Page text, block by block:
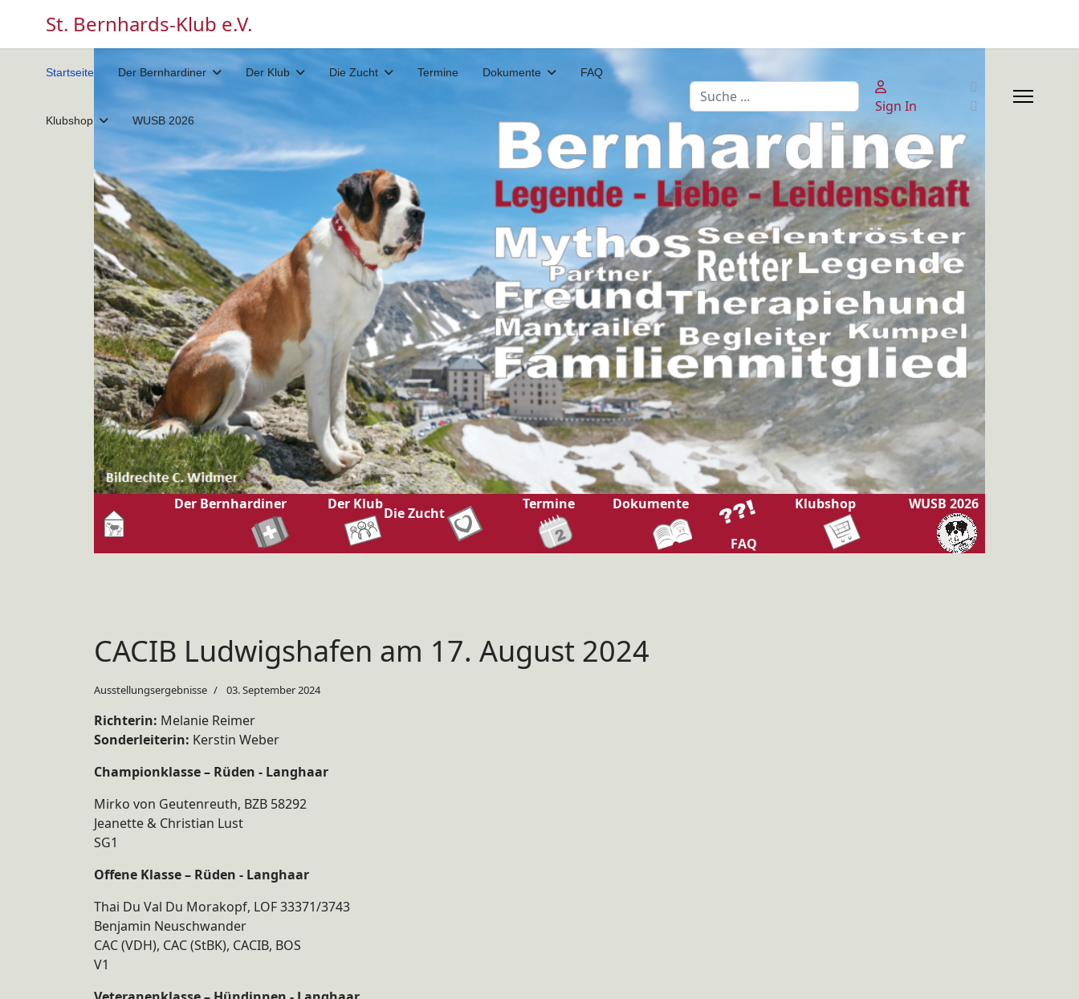
St. Bernhards-Klub e.V.
Startseite Der Bernhardiner Der Klub Die Zucht Termine Dokumente FAQ
Klubshop WUSB 2026
Suchen
Sign In
Der Bernhardiner Der Klub
Die Zucht
Termine Dokumente
FAQ
Klubshop WUSB 2026
CACIB Ludwigshafen am 17. August 2024
Ausstellungsergebnisse 03. September 2024
Richterin: Melanie Reimer
Sonderleiterin: Kerstin Weber
Championklasse – Rüden - Langhaar
Mirko von Geutenreuth, BZB 58292
Jeanette & Christian Lust
SG1
Offene Klasse – Rüden - Langhaar
Thai Du Val Du Morakopf, LOF 33371/3743
Benjamin Neuschwander
CAC (VDH), CAC (StBK), CACIB, BOS
V1